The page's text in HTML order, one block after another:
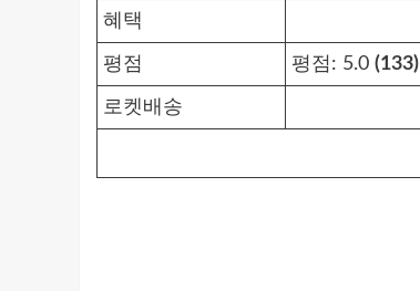
혜택
평점 평점: 5.0 (133)
로켓배송